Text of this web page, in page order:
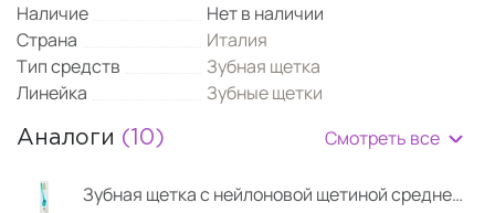
Наличие
Нет в наличии
Страна
Италия
Тип средств
Зубная щетка
Линейка
Зубные щетки
Аналоги (10) Смотреть все
Зубная щетка с нейлоновой щетиной средней жесткости (цвет Turquoise)